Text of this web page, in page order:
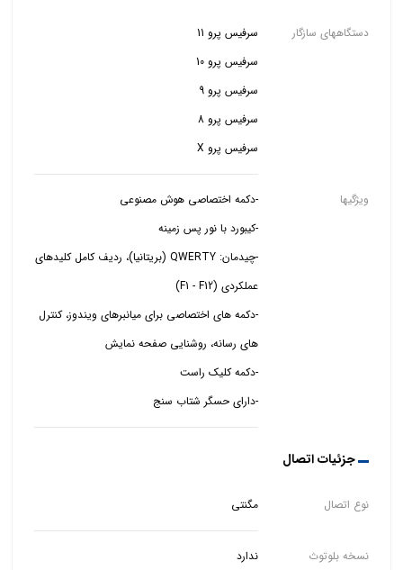
دستگاههای سازگار
سرفیس پرو 11
سرفیس پرو 10
سرفیس پرو 9
سرفیس پرو 8
سرفیس پرو X
ویژگیها
-کیبورد با نور پس زمینه
-چیدمان: QWERTY (بریتانیا)، ردیف کامل کلیدهای
عملکردی (F1 - F12)
-دکمه های اختصاصی برای میانبرهای ویندوز، کنترل
های رسانه، روشنایی صفحه نمایش
-دکمه کلیک راست
-دارای حسگر شتاب سنج
جزئیات اتصال
نوع اتصال مگنتی
نسخه بلوتوث ندارد